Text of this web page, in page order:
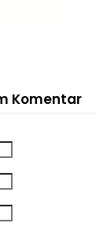
Komentar